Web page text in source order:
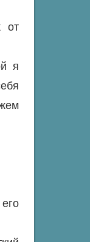
от
я